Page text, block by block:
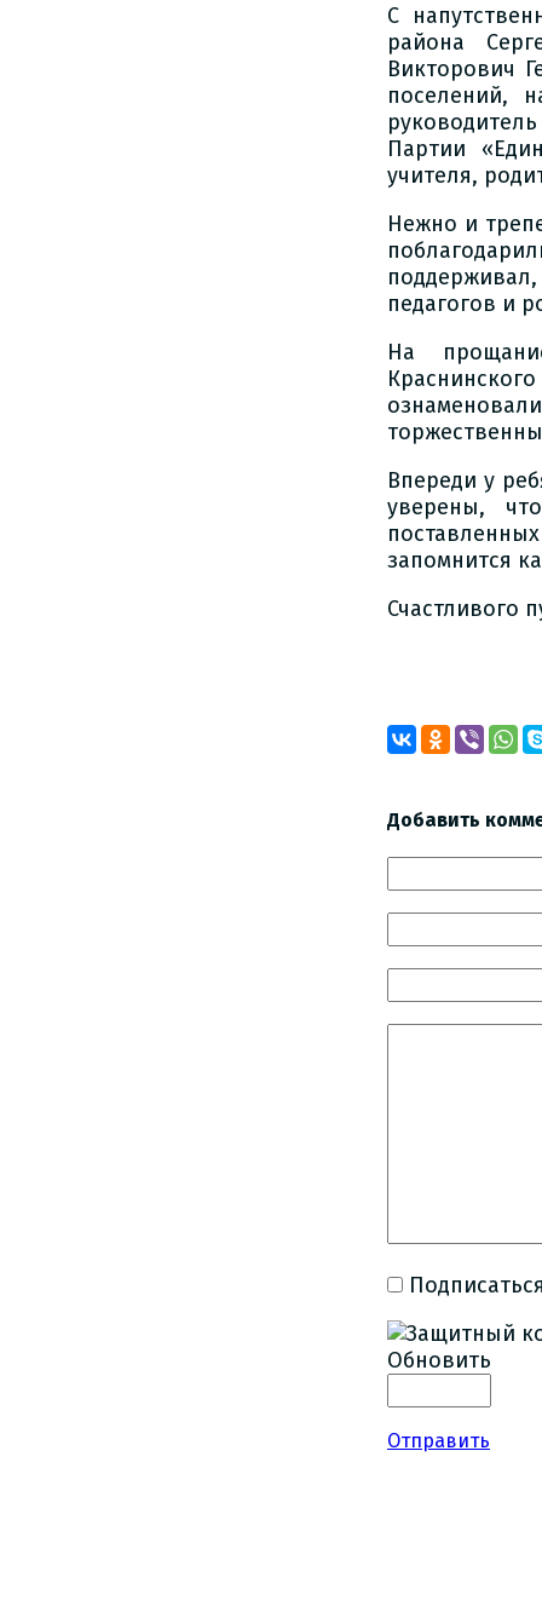
С
района
Викторович
поселений,
Партии
учителя,
Нежно и
педагогов и
На
Впереди у
уверены,
запомнится
Счастливого
Добавить
Обновить
Отправить